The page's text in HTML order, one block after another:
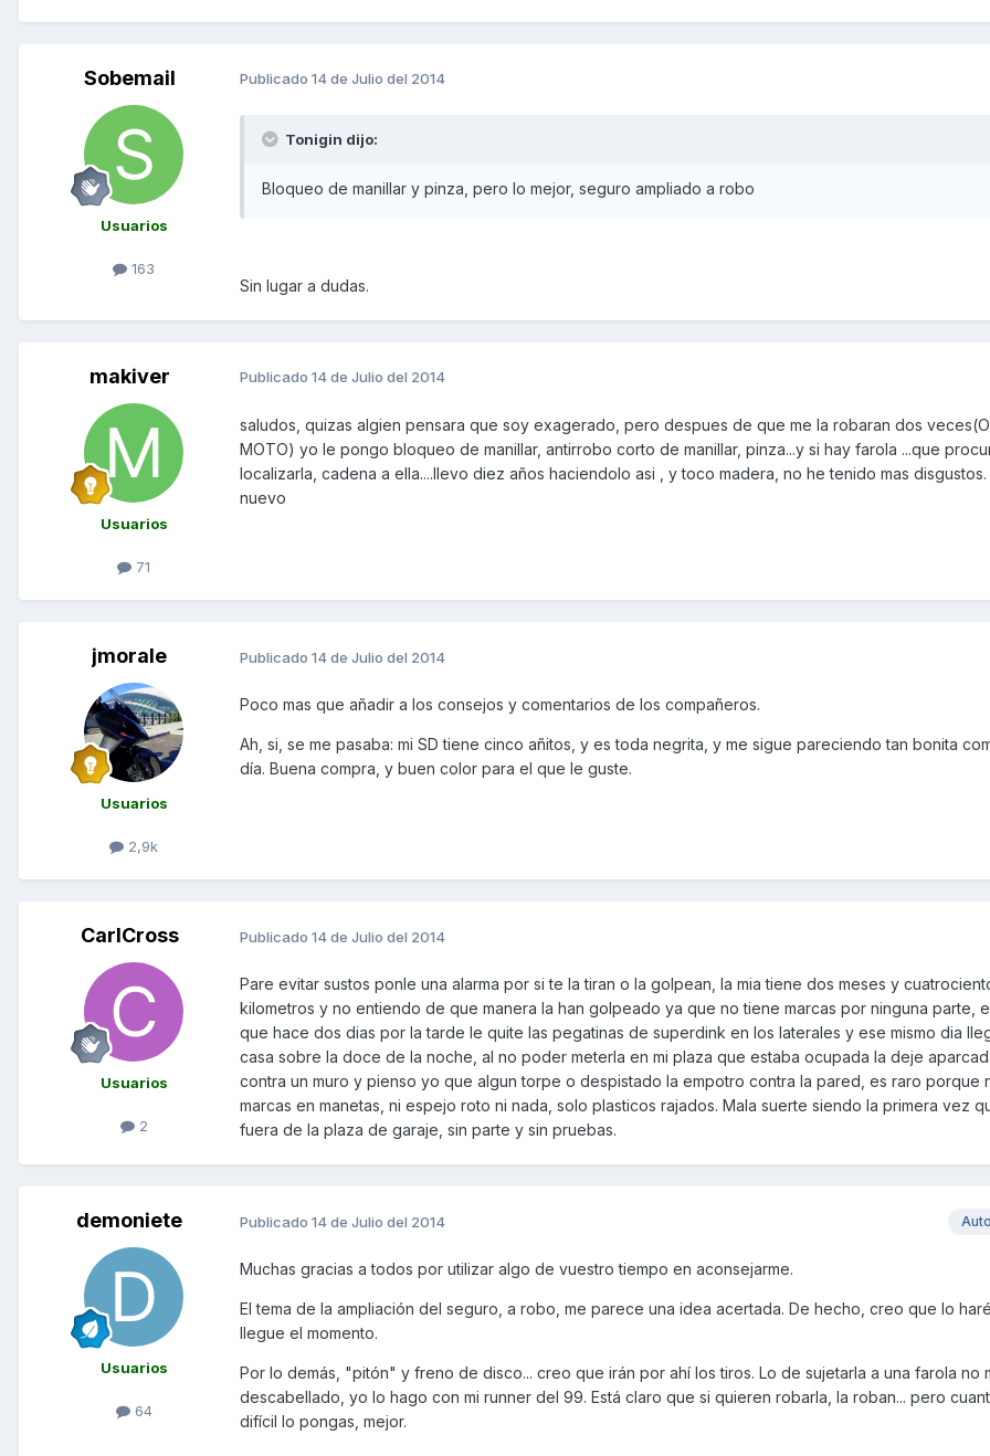
Sobemail
Usuarios
163
Publicado 14 de Julio del 2014
Tonigin dijo:
Bloqueo de manillar y pinza, pero lo mejor, seguro ampliado a robo
Sin lugar a dudas.
makiver
Usuarios
71
Publicado 14 de Julio del 2014
saludos, quizas algien pensara que soy exagerado, pero despues de que me la robaran dos
MOTO) yo le pongo bloqueo de manillar, antirrobo corto de manillar, pinza...y si hay farola ...que
localizarla, cadena a ella....llevo diez años haciendolo asi , y toco madera, no he tenido mas
nuevo
jmorale
Usuarios
2,9k
Publicado 14 de Julio del 2014
Poco mas que añadir a los consejos y comentarios de los compañeros.
Ah, si, se me pasaba: mi SD tiene cinco añitos, y es toda negrita, y me sigue pareciendo tan bonita
día. Buena compra, y buen color para el que le guste.
CarlCross
Usuarios
2
Publicado 14 de Julio del 2014
Pare evitar sustos ponle una alarma por si te la tiran o la golpean, la mia tiene dos meses y
kilometros y no entiendo de que manera la han golpeado ya que no tiene marcas por ninguna parte,
que hace dos dias por la tarde le quite las pegatinas de superdink en los laterales y ese mismo dia
casa sobre la doce de la noche, al no poder meterla en mi plaza que estaba ocupada la deje
contra un muro y pienso yo que algun torpe o despistado la empotro contra la pared, es raro porque
marcas en manetas, ni espejo roto ni nada, solo plasticos rajados. Mala suerte siendo la primera vez
fuera de la plaza de garaje, sin parte y sin pruebas.
demoniete
Usuarios
64
Publicado 14 de Julio del 2014
Muchas gracias a todos por utilizar algo de vuestro tiempo en aconsejarme.
El tema de la ampliación del seguro, a robo, me parece una idea acertada. De hecho, creo que lo
llegue el momento.
Por lo demás, "pitón" y freno de disco... creo que irán por ahí los tiros. Lo de sujetarla a una farola no
descabellado, yo lo hago con mi runner del 99. Está claro que si quieren robarla, la roban... pero
difícil lo pongas, mejor.